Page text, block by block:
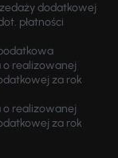
dodatkowej
płatności
o realizowanej
za rok
o realizowanej
za rok